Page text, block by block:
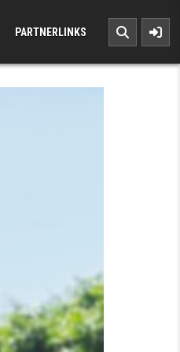
PARTNERLINKS